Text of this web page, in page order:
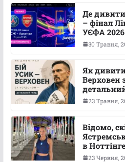
Де
– фінал
УЄФА 2026
30 Травня,
Як
Верховен
23 Травня,
Відомо,
в
23 Червня,